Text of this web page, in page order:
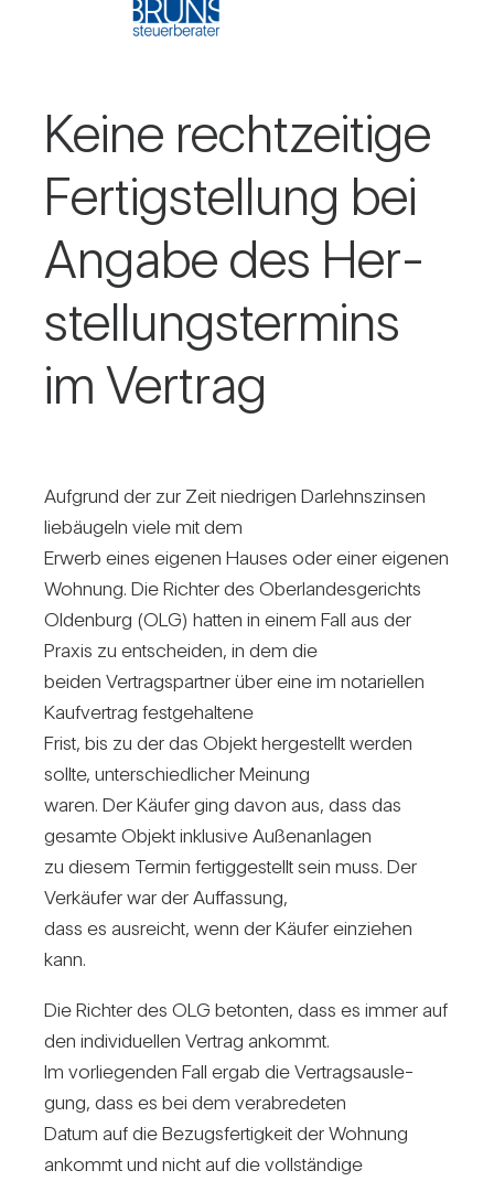
Keine recht­zei­tige
Fer­tig­stel­lung bei
Angabe des Her­
stel­lungs­ter­mins
im Ver­trag
Auf­grund der zur Zeit nied­rigen Dar­lehns­zinsen
lieb­äu­geln viele mit dem
Erwerb eines eigenen Hauses oder einer eigenen
Woh­nung. Die Richter des Ober­lan­des­ge­richts
Olden­burg (OLG) hatten in einem Fall aus der
Praxis zu ent­scheiden, in dem die
beiden Ver­trags­partner über eine im nota­ri­ellen
Kauf­ver­trag fest­ge­hal­tene
Frist, bis zu der das Objekt her­ge­stellt werden
sollte, unter­schied­li­cher Mei­nung
waren. Der Käufer ging davon aus, dass das
gesamte Objekt inklu­sive Außen­an­lagen
zu diesem Termin fer­tig­ge­stellt sein muss. Der
Ver­käufer war der Auf­fas­sung,
dass es aus­reicht, wenn der Käufer ein­ziehen
kann.
Die Richter des OLG betonten, dass es immer auf
den indi­vi­du­ellen Ver­trag ankommt.
Im vor­lie­genden Fall ergab die Ver­trags­aus­le­
gung, dass es bei dem ver­ab­re­deten
Datum auf die Bezugs­fer­tig­keit der Woh­nung
ankommt und nicht auf die voll­stän­dige